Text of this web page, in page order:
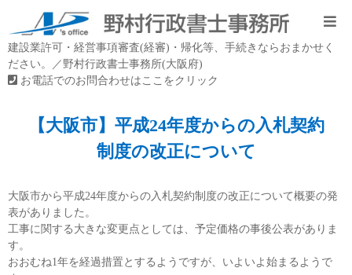
建設業許可・経営事項審査(経審)・帰化等、手続きならおまかせく
ださい。／野村行政書士事務所(大阪府)
お電話でのお問合わせはここをクリック
【大阪市】平成24年度からの入札契約
制度の改正について
大阪市から平成24年度からの入札契約制度の改正について概要の発
表がありました。
工事に関する大きな変更点としては、予定価格の事後公表がありま
す。
おおむね1年を経過措置とするようですが、いよいよ始まるようで